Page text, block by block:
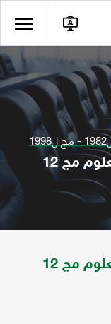
مجلة الملك سعود تعني بقضايا العلوم مج 12
مجلة الملك سعود تعني بقضايا العلوم مج 12